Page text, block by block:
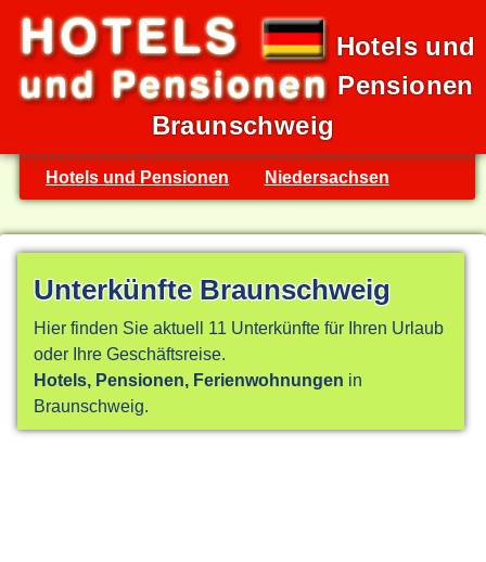
Hotels und
Pensionen
Braunschweig
Hotels und Pensionen Niedersachsen
Unterkünfte Braunschweig
Hier finden Sie aktuell 11 Unterkünfte für Ihren Urlaub
oder Ihre Geschäftsreise.
Hotels, Pensionen, Ferienwohnungen in
Braunschweig.